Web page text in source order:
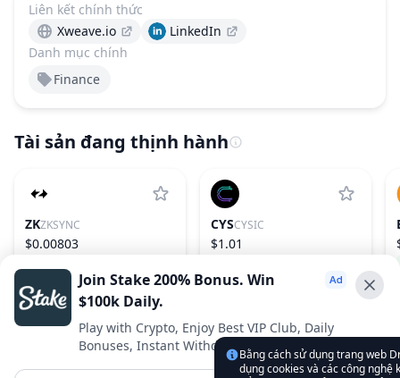
Danh mục chính
Finance
Liên kết chính thức
Xweave.io
LinkedIn
Tài sản đang thịnh hành
ZKZKSYNC
$0.00803
CYSCYSIC
$1.01
Advertise With Us ⭐️
Interested in advertising? Reach us outBằng cách sử dụng trang web
dụng cookies và các công nghệ
Join Stake 200% Bonus. Win
$100k Daily.
Play with Crypto, Enjoy Best VIP Club, Daily
Bonuses, Instant Withdrawals.